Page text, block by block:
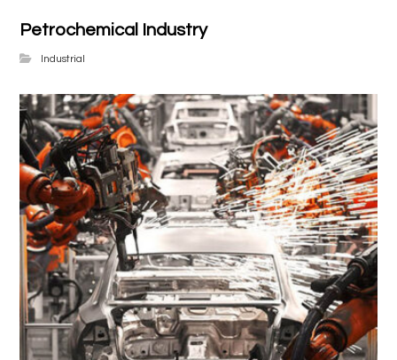
Petrochemical Industry
Industrial